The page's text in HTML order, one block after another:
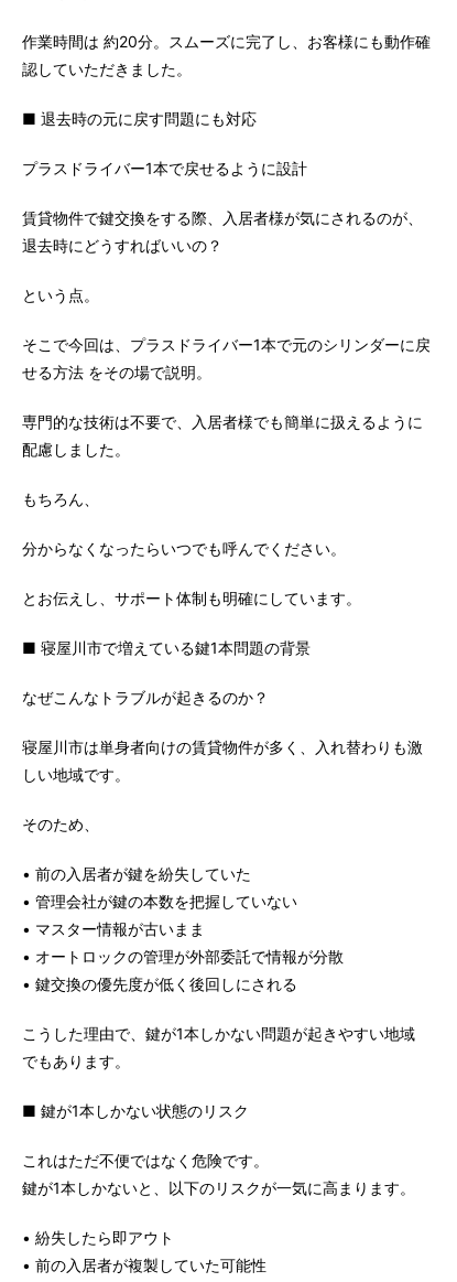
作業時間は 約20分。スムーズに完了し、お客様にも動作確
認していただきました。
■ 退去時の元に戻す問題にも対応
プラスドライバー1本で戻せるように設計
賃貸物件で鍵交換をする際、入居者様が気にされるのが、
退去時にどうすればいいの？
という点。
そこで今回は、プラスドライバー1本で元のシリンダーに戻
せる方法 をその場で説明。
専門的な技術は不要で、入居者様でも簡単に扱えるように
配慮しました。
もちろん、
分からなくなったらいつでも呼んでください。
とお伝えし、サポート体制も明確にしています。
■ 寝屋川市で増えている鍵1本問題の背景
なぜこんなトラブルが起きるのか？
寝屋川市は単身者向けの賃貸物件が多く、入れ替わりも激
しい地域です。
そのため、
• 前の入居者が鍵を紛失していた
• 管理会社が鍵の本数を把握していない
• マスター情報が古いまま
• オートロックの管理が外部委託で情報が分散
• 鍵交換の優先度が低く後回しにされる
こうした理由で、鍵が1本しかない問題が起きやすい地域
でもあります。
■ 鍵が1本しかない状態のリスク
これはただ不便ではなく危険です。
鍵が1本しかないと、以下のリスクが一気に高まります。
• 紛失したら即アウト
• 前の入居者が複製していた可能性